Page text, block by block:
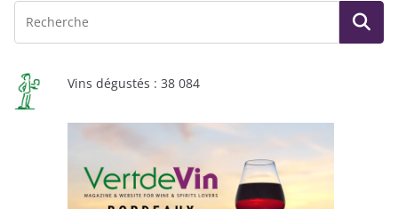
Vins dégustés : 38 084